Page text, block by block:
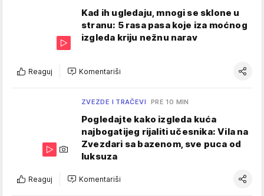
Kad ih ugledaju, mnogi se sklone u
stranu: 5 rasa pasa koje iza moćnog
izgleda kriju nežnu narav
Reaguj Komentariši
ZVEZDE I TRAČEVI PRE 10 MIN
Pogledajte kako izgleda kuća
najbogatijeg rijaliti učesnika: Vila na
Zvezdari sa bazenom, sve puca od
luksuza
Reaguj Komentariši